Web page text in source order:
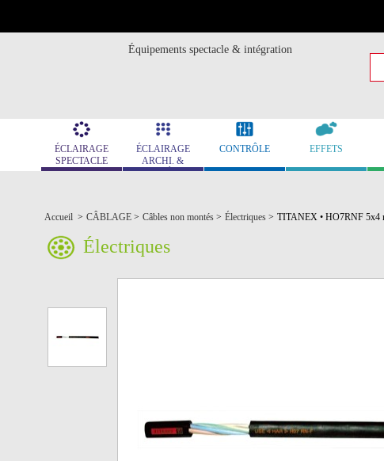
Équipements spectacle & intégration
ÉCLAIRAGE
SPECTACLE
ÉCLAIRAGE
ARCHI. &
MUSÉO.
CONTRÔLE EFFETS
Accueil > CÂBLAGE > Câbles non montés > Électriques > TITANEX • HO7RNF 5x4
Électriques